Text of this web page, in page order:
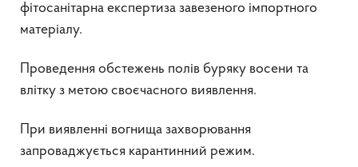
фітосанітарна експертиза завезеного імпортного
матеріалу.
Проведення обстежень полів буряку восени та
влітку з метою своєчасного виявлення.
При виявленні вогнища захворювання
запроваджується карантинний режим.